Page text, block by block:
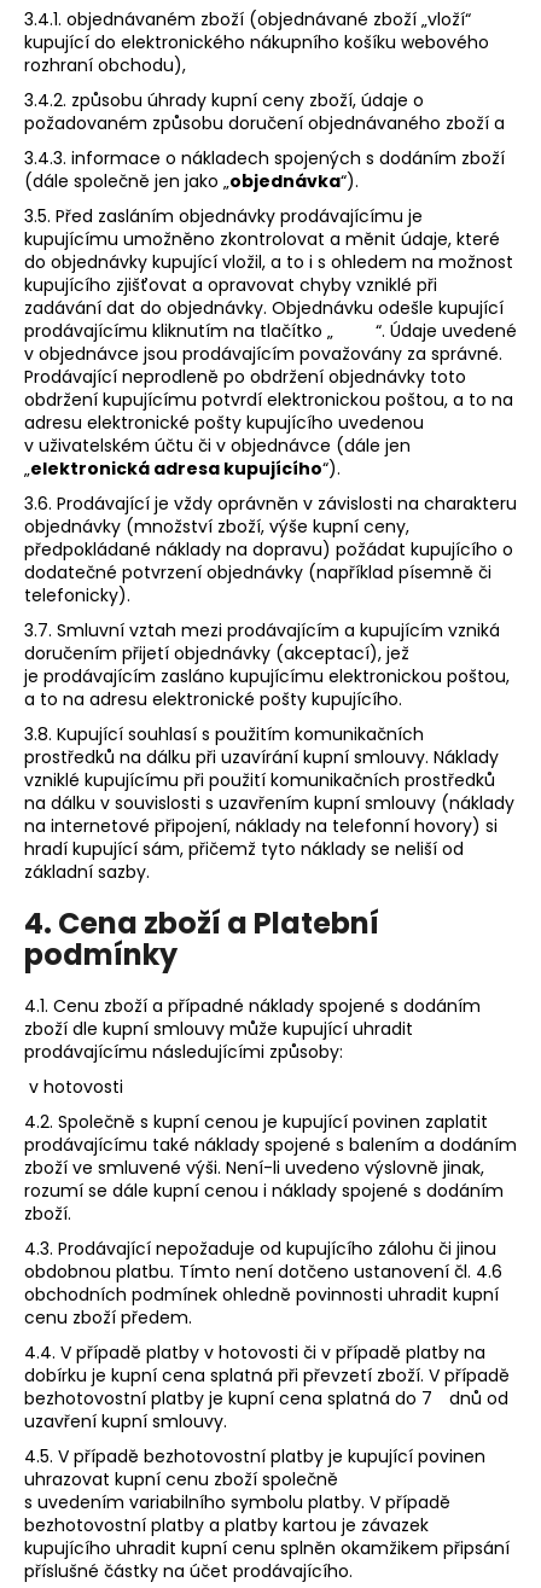
3.4.1. objednávaném zboží (objednávané zboží „vloží“
kupující do elektronického nákupního košíku webového
rozhraní obchodu),
3.4.2. způsobu úhrady kupní ceny zboží, údaje o
požadovaném způsobu doručení objednávaného zboží a
3.4.3. informace o nákladech spojených s dodáním zboží
(dále společně jen jako „objednávka“).
3.5. Před zasláním objednávky prodávajícímu je
kupujícímu umožněno zkontrolovat a měnit údaje, které
do objednávky kupující vložil, a to i s ohledem na možnost
kupujícího zjišťovat a opravovat chyby vzniklé při
zadávání dat do objednávky. Objednávku odešle kupující
prodávajícímu kliknutím na tlačítko „ “. Údaje uvedené
v objednávce jsou prodávajícím považovány za správné.
Prodávající neprodleně po obdržení objednávky toto
obdržení kupujícímu potvrdí elektronickou poštou, a to na
adresu elektronické pošty kupujícího uvedenou
v uživatelském účtu či v objednávce (dále jen
„elektronická adresa kupujícího“).
3.6. Prodávající je vždy oprávněn v závislosti na charakteru
objednávky (množství zboží, výše kupní ceny,
předpokládané náklady na dopravu) požádat kupujícího o
dodatečné potvrzení objednávky (například písemně či
telefonicky).
3.7. Smluvní vztah mezi prodávajícím a kupujícím vzniká
doručením přijetí objednávky (akceptací), jež
je prodávajícím zasláno kupujícímu elektronickou poštou,
a to na adresu elektronické pošty kupujícího.
3.8. Kupující souhlasí s použitím komunikačních
prostředků na dálku při uzavírání kupní smlouvy. Náklady
vzniklé kupujícímu při použití komunikačních prostředků
na dálku v souvislosti s uzavřením kupní smlouvy (náklady
na internetové připojení, náklady na telefonní hovory) si
hradí kupující sám, přičemž tyto náklady se neliší od
základní sazby.
4. Cena zboží a Platební
podmínky
4.1. Cenu zboží a případné náklady spojené s dodáním
zboží dle kupní smlouvy může kupující uhradit
prodávajícímu následujícími způsoby:
v hotovosti
4.2. Společně s kupní cenou je kupující povinen zaplatit
prodávajícímu také náklady spojené s balením a dodáním
zboží ve smluvené výši. Není-li uvedeno výslovně jinak,
rozumí se dále kupní cenou i náklady spojené s dodáním
zboží.
4.3. Prodávající nepožaduje od kupujícího zálohu či jinou
obdobnou platbu. Tímto není dotčeno ustanovení čl. 4.6
obchodních podmínek ohledně povinnosti uhradit kupní
cenu zboží předem.
4.4. V případě platby v hotovosti či v případě platby na
dobírku je kupní cena splatná při převzetí zboží. V případě
bezhotovostní platby je kupní cena splatná do 7 dnů od
uzavření kupní smlouvy.
4.5. V případě bezhotovostní platby je kupující povinen
uhrazovat kupní cenu zboží společně
s uvedením variabilního symbolu platby. V případě
bezhotovostní platby a platby kartou je závazek
kupujícího uhradit kupní cenu splněn okamžikem připsání
příslušné částky na účet prodávajícího.